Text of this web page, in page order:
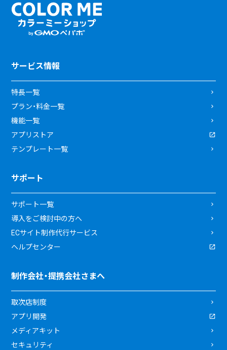
サービス情報
特長一覧
プラン・料金一覧
機能一覧
アプリストア
テンプレート一覧
サポート
サポート一覧
導入をご検討中の方へ
ECサイト制作代行サービス
ヘルプセンター
制作会社・提携会社さまへ
取次店制度
アプリ開発
メディアキット
セキュリティ